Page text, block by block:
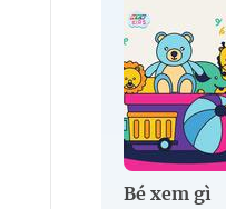
Bé xem gì